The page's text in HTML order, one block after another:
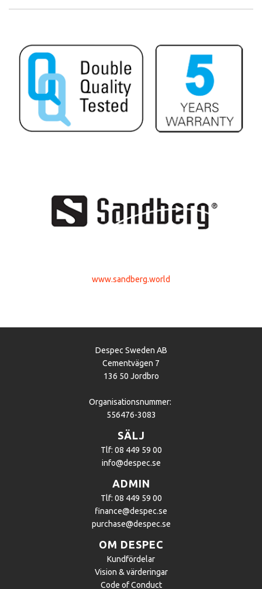
www.sandberg.world
Despec Sweden AB
Cementvägen 7
136 50 Jordbro
Organisationsnummer:
556476-3083
SÄLJ
Tlf: 08 449 59 00
info@despec.se
ADMIN
Tlf: 08 449 59 00
finance@despec.se
purchase@despec.se
OM DESPEC
Kundfördelar
Vision & värderingar
Code of Conduct